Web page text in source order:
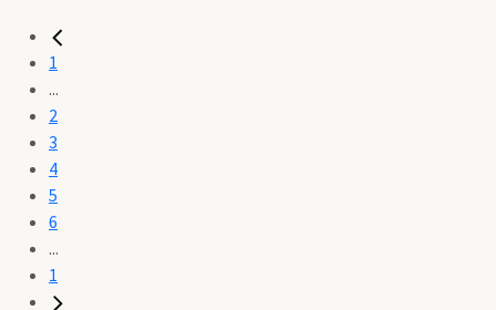
1
...
2
3
4
5
6
...
1